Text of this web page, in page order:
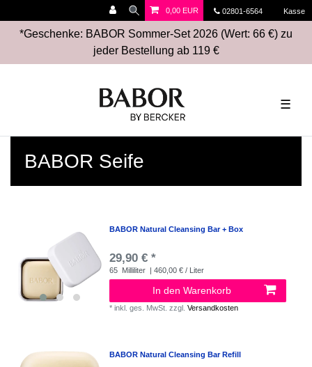
02801-6564 Kasse
0,00 EUR
*Geschenke: BABOR Sommer-Set 2026 (Wert: 66 €) zu
jeder Bestellung ab 119 €
☰
BABOR Seife
BABOR Natural Cleansing Bar + Box
29,90 € *
65 Milliliter | 460,00 € / Liter
In den Warenkorb
*inkl. ges. MwSt. zzgl.Versandkosten
BABOR Natural Cleansing Bar Refill